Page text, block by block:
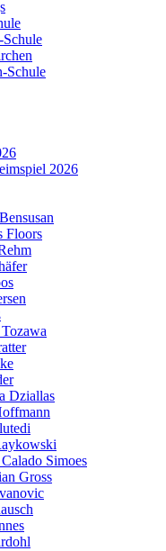
Schule
2026
Floors
Dziallas
Simoes
Gross